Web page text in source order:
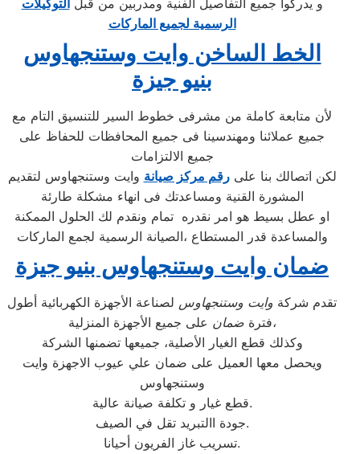
و يدركوا جميع التفاصيل الفنية ومدربين من قبلالتوكيلات
الرسمية لجميع الماركات
الخط الساخن وايت وستنجهاوس
بنيو جيزة
لأن متابعة كاملة من مشرفى خطوط السير للتنسيق التام مع
جميع عملائنا ومهندسينا فى جميع المحافظات للحفاظ على
جميع الالتزامات
لكن اتصالك بنا علىرقم مركز صيانة وايت وستنجهاوس لتقديم
المشورة القنية ومساعدتك فى انهاء مشكلة طارئة
او عطل بسيط هو امر نقدره تمام ونقدم لك الحلول الممكنة
والمساعدة قدر المستطاع ،الصيانة الرسمية لجمع الماركات
ضمان وايت وستنجهاوس بنيو جيزة
تقدم شركة وايت وستنجهاوس لصناعة الأجهزة الكهربائية أطول
فترةضمان
على جميع الأجهزة المنزلية،
وكذلك قطع الغيار الأصلية، جميعها تضمنها الشركة
ويحصل معها العميل على ضمان علي عيوب الاجهزة وايت
وستنجهاوس
قطع غيار و تكلفة صيانة عالية.
جودة االتبريد تقل في الصيف.
تسريب غاز الفريون أحيانا.